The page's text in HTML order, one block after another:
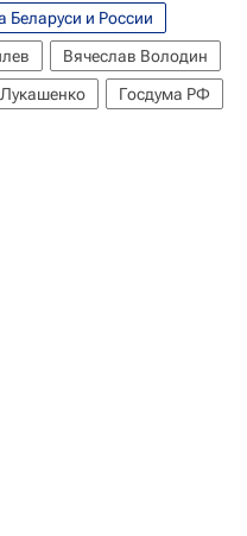
и России
Вячеслав Володин
Госдума РФ